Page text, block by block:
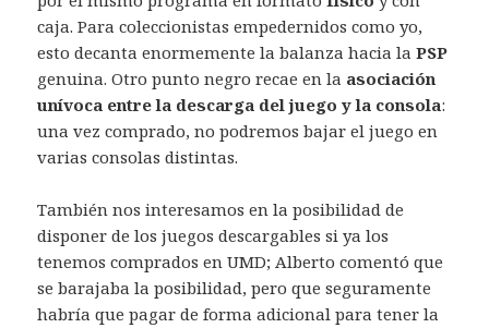
caja. Para coleccionistas empedernidos como yo,
esto decanta enormemente la balanza hacia laPSP
genuina. Otro punto negro recae en la asociación
unívoca entre la descarga del juego y la consola:
una vez comprado, no podremos bajar el juego en
varias consolas distintas.
También nos interesamos en la posibilidad de
disponer de los juegos descargables si ya los
tenemos comprados en UMD; Alberto comentó que
se barajaba la posibilidad, pero que seguramente
habría que pagar de forma adicional para tener la